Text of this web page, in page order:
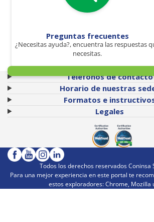
Preguntas frecuentes
¿Necesitas ayuda?, encuentra las respuestas
necesitas.
Teléfonos de contacto
Horario de nuestras
Formatos e
Legales
Todos los derechos reservados Coninsa
Para una mejor experiencia en este portal te
estos exploradores: Chrome, Mozilla